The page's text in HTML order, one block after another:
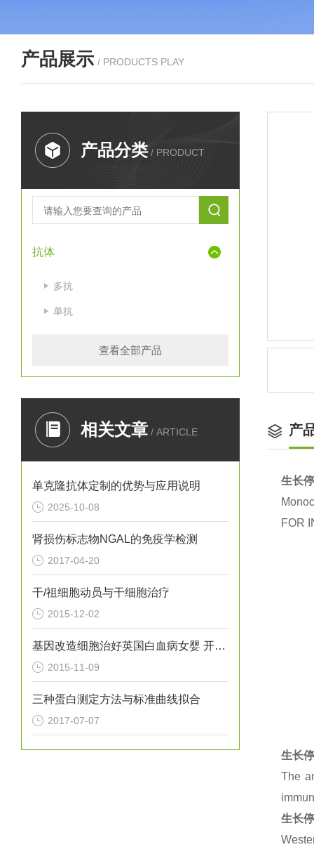
产品展示 / PRODUCTS PLAY
产品分类 / PRODUCT
抗体
多抗
单抗
查看全部产品
相关文章 / ARTICLE
单克隆抗体定制的优势与应用说明
2025-10-08
肾损伤标志物NGAL的免疫学检测
2017-04-20
干/祖细胞动员与干细胞治疗
2015-12-02
基因改造细胞治好英国白血病女婴 开创*
2015-11-09
三种蛋白测定方法与标准曲线拟合
2017-07-07
产
生长
FOR
生长
The
生长